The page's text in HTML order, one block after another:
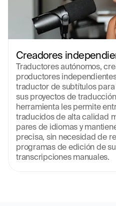
Creadores
Traductores autónomos,
productores
traductor de subtítulos
sus proyectos de
herramienta les permite
traducidos de alta calidad
pares de idiomas y
precisa, sin necesidad de
programas de edición de
transcripciones manuales.